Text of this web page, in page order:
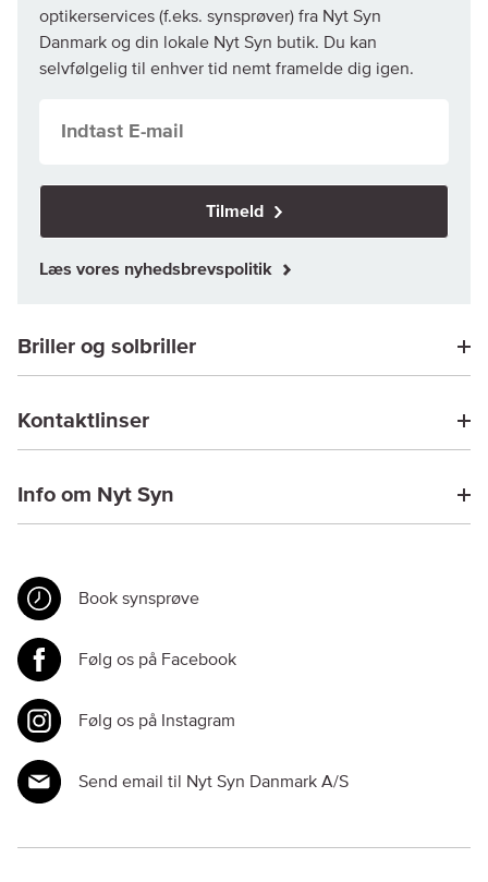
optikerservices (f.eks. synsprøver) fra Nyt Syn
Danmark og din lokale Nyt Syn butik. Du kan
selvfølgelig til enhver tid nemt framelde dig igen.
Tilmeld
Læs vores nyhedsbrevspolitik
Briller og solbriller
Kontaktlinser
Info om Nyt Syn
Book synsprøve
Følg os på Facebook
Følg os på Instagram
Send email til Nyt Syn Danmark A/S